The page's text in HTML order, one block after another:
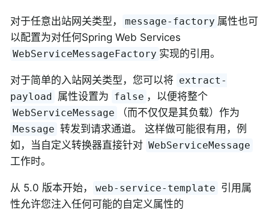
对于任意出站网关类型， message-factory 属性也可
以配置为对任何Spring Web Services
WebServiceMessageFactory 实现的引用。
对于简单的入站网关类型，您可以将 extract-
payload 属性设置为 false ，以便将整个
WebServiceMessage （而不仅仅是其负载）作为
Message 转发到请求通道。 这样做可能很有用，例
如，当自定义转换器直接针对 WebServiceMessage
工作时。
从 5.0 版本开始， web-service-template 引用属
性允许您注入任何可能的自定义属性的